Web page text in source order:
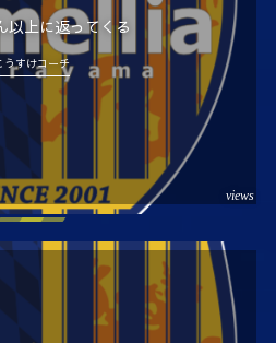
以上に返ってくる
うすけコーチ
views